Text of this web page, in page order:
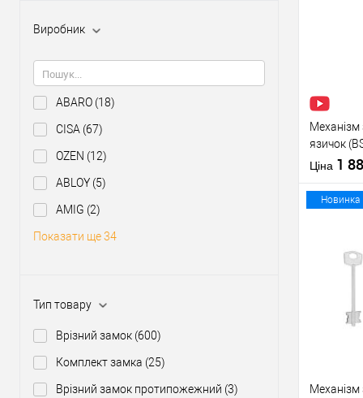
Виробник
ABARO (18)
CISA (67)
OZEN (12)
ABLOY (5)
AMIG (2)
Показати ще 34
Тип товару
Врізний замок (600)
Комплект замка (25)
Врізний замок протипожежний (3)
У
Виробник
Тип товару
Матеріал
язичок
Ціна 1
У
Новинка
Механізм